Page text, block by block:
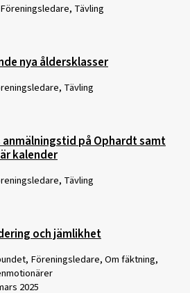
Tävling
nya åldersklasser
Tävling
på Ophardt samt
kalender
Tävling
och jämlikhet
Föreningsledare, Om fäktning,